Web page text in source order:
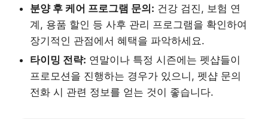
분양 후 케어 프로그램 문의: 건강 검진, 보험 연
계, 용품 할인 등 사후 관리 프로그램을 확인하여
장기적인 관점에서 혜택을 파악하세요.
타이밍 전략: 연말이나 특정 시즌에는 펫샵들이
프로모션을 진행하는 경우가 있으니, 펫샵 문의
전화 시 관련 정보를 얻는 것이 좋습니다.